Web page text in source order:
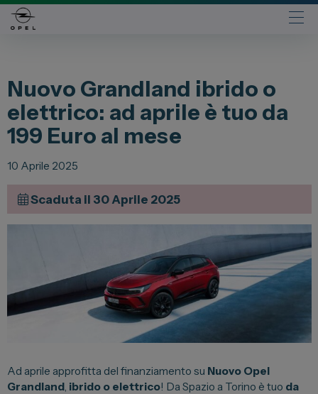
Fiat
Abarth
Lancia
Alfa Romeo
Jeep
Opel
Leapmotor
Dongfeng
Nuovo Grandland ibrido o
elettrico: ad aprile è tuo da
199 Euro al mese
10 Aprile 2025
Scaduta il 30 Aprile 2025
Ad aprile approfitta del finanziamento su Nuovo Opel
Grandland, ibrido o elettrico! Da Spazio a Torino è tuo da